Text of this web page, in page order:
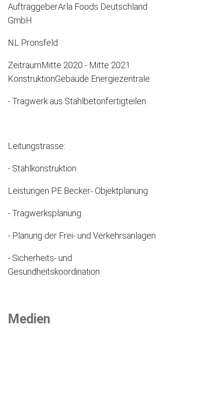
AuftraggeberArla Foods Deutschland
GmbH
NL Pronsfeld
ZeitraumMitte 2020 - Mitte 2021
KonstruktionGebäude Energiezentrale:
- Tragwerk aus Stahlbetonfertigteilen
Leitungstrasse:
- Stahlkonstruktion
Leistungen PE Becker- Objektplanung
- Tragwerksplanung
- Planung der Frei- und Verkehrsanlagen
- Sicherheits- und
Gesundheitskoordination
Medien